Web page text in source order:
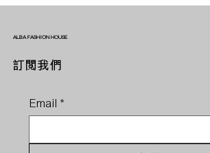
ALBA FASHION HOUSE
訂閱我們
Email *